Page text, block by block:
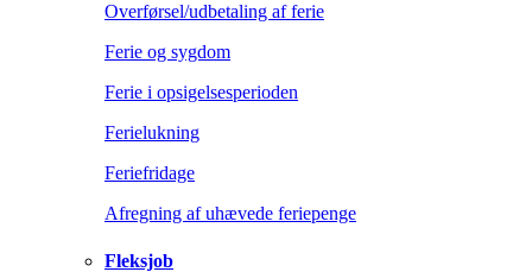
Overførsel/udbetaling af ferie
Ferie og sygdom
Ferie i opsigelsesperioden
Ferielukning
Feriefridage
Afregning af uhævede feriepenge
Fleksjob